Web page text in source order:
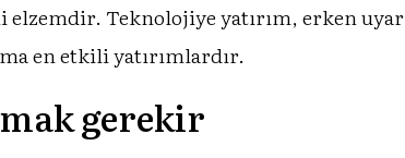
Teknolojiye yatırım, erken
en etkili yatırımlardır.
gerekir